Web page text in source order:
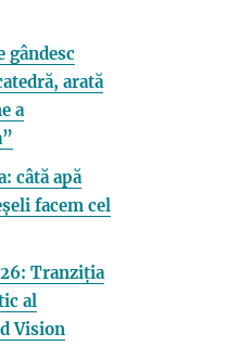
gândesc
arată
a
câtă apă
facem cel
Tranziția
al
Vision